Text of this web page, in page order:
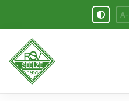
A-